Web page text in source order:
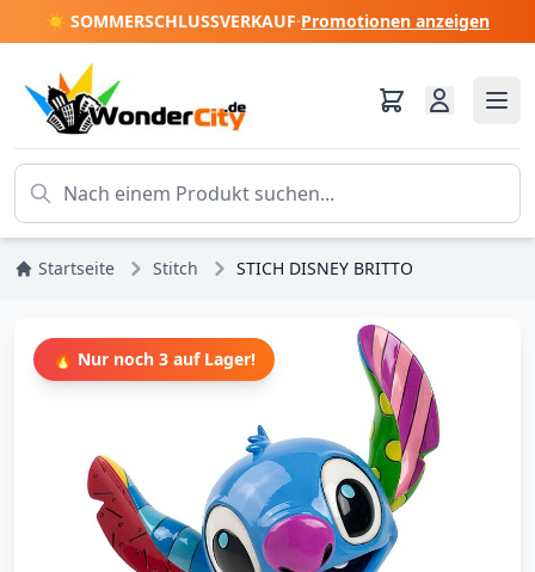
☀️ SOMMERSCHLUSSVERKAUF·Promotionen anzeigen
Startseite Stitch STICH DISNEY BRITTO
🔥 Nur noch 3 auf Lager!